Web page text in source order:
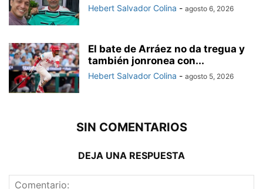
Hebert Salvador Colina - agosto 6, 2026
El bate de Arráez no da tregua y
también jonronea con...
Hebert Salvador Colina - agosto 5, 2026
SIN COMENTARIOS
DEJA UNA RESPUESTA